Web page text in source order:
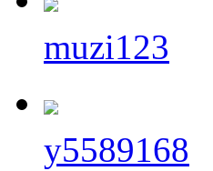
muzi123
y5589168